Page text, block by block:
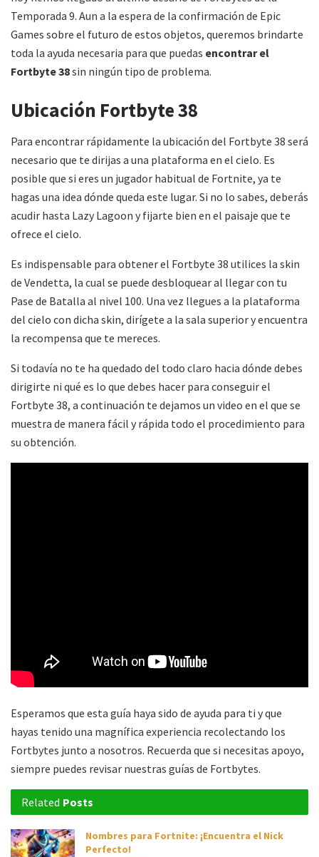
Temporada 9. Aun a la espera de la confirmación de Epic
Games sobre el futuro de estos objetos, queremos brindarte
toda la ayuda necesaria para que puedas encontrar el
Fortbyte 38sin ningún tipo de problema.
Ubicación Fortbyte 38
Para encontrar rápidamente la ubicación del Fortbyte 38 será
necesario que te dirijas a una plataforma en el cielo. Es
posible que si eres un jugador habitual de Fortnite, ya te
hagas una idea dónde queda este lugar. Si no lo sabes, deberás
acudir hasta Lazy Lagoon y fijarte bien en el paisaje que te
ofrece el cielo.
Es indispensable para obtener el Fortbyte 38 utilices la skin
de Vendetta, la cual se puede desbloquear al llegar con tu
Pase de Batalla al nivel 100. Una vez llegues a la plataforma
del cielo con dicha skin, dirígete a la sala superior y encuentra
la recompensa que te mereces.
Si todavía no te ha quedado del todo claro hacia dónde debes
dirigirte ni qué es lo que debes hacer para conseguir el
Fortbyte 38, a continuación te dejamos un video en el que se
muestra de manera fácil y rápida todo el procedimiento para
su obtención.
Esperamos que esta guía haya sido de ayuda para ti y que
hayas tenido una magnífica experiencia recolectando los
Fortbytes junto a nosotros. Recuerda que si necesitas apoyo,
siempre puedes revisar nuestras guías de Fortbytes.
Related Posts
Nombres para Fortnite: ¡Encuentra el Nick
Perfecto!